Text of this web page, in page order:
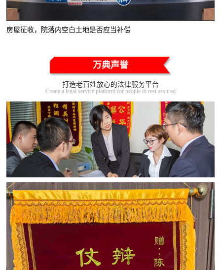
房屋征收，院落内空白土地是否应当补偿
万典声誉
打造老百姓放心的法律服务平台
Create a legal service platform for people to rest assured